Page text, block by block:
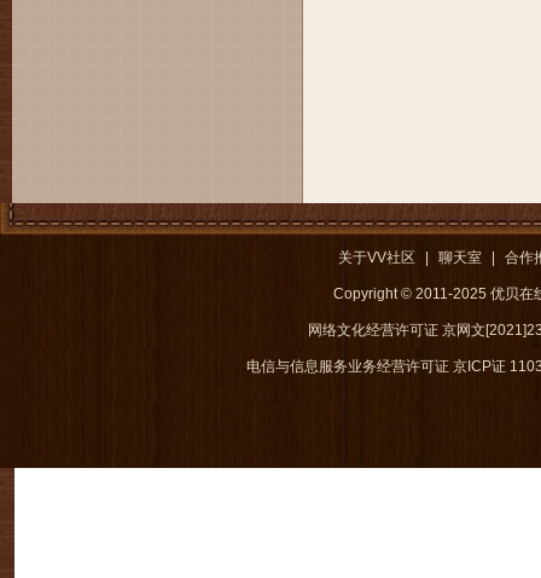
关于VV社区 聊天室 合作
Copyright © 2011-2025 优贝在
网络文化经营许可证 京网文
电信与信息服务业务经营许可证 京ICP证